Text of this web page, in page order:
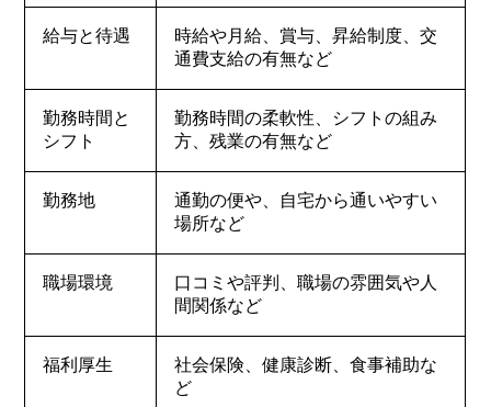
給与と待遇
時給や月給、賞与、昇給制度、交
通費支給の有無など
勤務時間と
シフト
勤務時間の柔軟性、シフトの組み
方、残業の有無など
勤務地
通勤の便や、自宅から通いやすい
場所など
職場環境
口コミや評判、職場の雰囲気や人
間関係など
福利厚生
社会保険、健康診断、食事補助な
ど